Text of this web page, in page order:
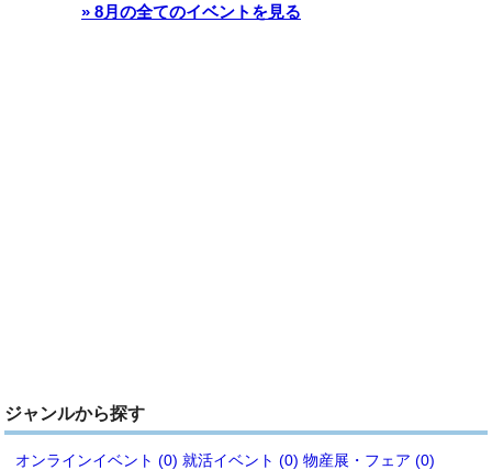
» 8月の全てのイベントを見る
ジャンルから探す
オンラインイベント (0) 就活イベント (0) 物産展・フェア (0)